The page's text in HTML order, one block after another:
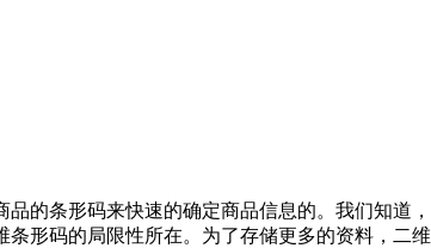
的条形码来快速的确定商品信息的。我们知道
形码的局限性所在。为了存储更多的资料，二